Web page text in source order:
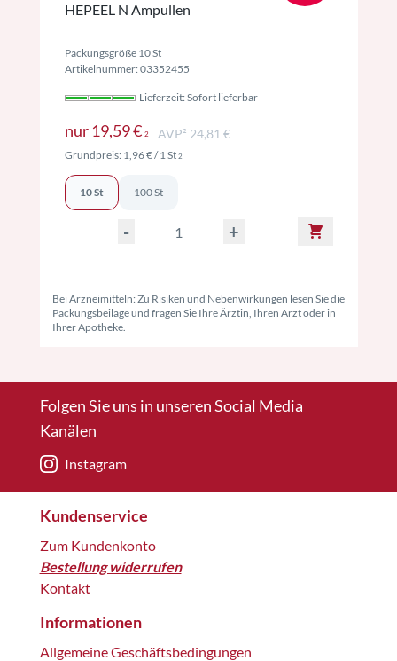
HEPEEL N Ampullen
Packungsgröße 10 St
Artikelnummer: 03352455
Lieferzeit: Sofort lieferbar
nur 19,59 € 2Preise inkl. MwSt. ggf. zzgl. Versand
AVP² 24,81 €
Grundpreis: 1,96 €/ 1 St 2Preise inkl. MwSt. ggf. zzgl. Versand
10 St 100 St
- +
Bei Arzneimitteln: Zu Risiken und Nebenwirkungen lesen Sie die
Packungsbeilage und fragen Sie Ihre Ärztin, Ihren Arzt oder in
Ihrer Apotheke.
Folgen Sie uns in unseren Social Media
Kanälen
Instagram
Kundenservice
Zum Kundenkonto
Bestellung widerrufen
Kontakt
Informationen
Allgemeine Geschäftsbedingungen